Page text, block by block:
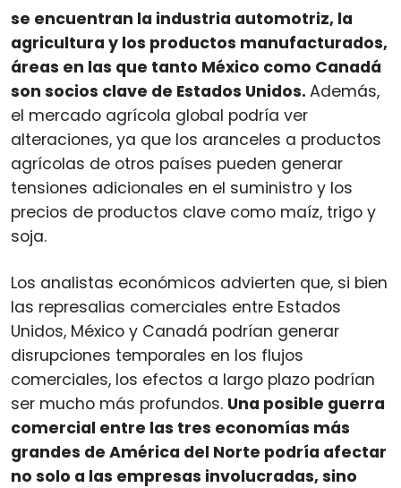
se encuentran la industria automotriz, la
agricultura y los productos manufacturados,
áreas en las que tanto México como Canadá
son socios clave de Estados Unidos. Además,
el mercado agrícola global podría ver
alteraciones, ya que los aranceles a productos
agrícolas de otros países pueden generar
tensiones adicionales en el suministro y los
precios de productos clave como maíz, trigo y
soja.
Los analistas económicos advierten que, si bien
las represalias comerciales entre Estados
Unidos, México y Canadá podrían generar
disrupciones temporales en los flujos
comerciales, los efectos a largo plazo podrían
ser mucho más profundos. Una posible guerra
comercial entre las tres economías más
grandes de América del Norte podría afectar
no solo a las empresas involucradas, sino